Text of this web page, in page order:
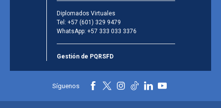
Diplomados Virtuales
Tel: +57 (601) 329 9479
WhatsApp: +57 333 033 3376
Gestión de PQRSFD
Síguenos